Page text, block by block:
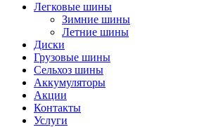
Легковые шины
Зимние шины
Летние шины
Диски
Грузовые шины
Сельхоз шины
Аккумуляторы
Акции
Контакты
Услуги